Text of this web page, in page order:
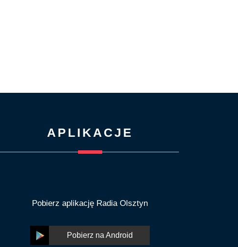
APLIKACJE
Pobierz aplikację Radia Olsztyn
Pobierz na Android